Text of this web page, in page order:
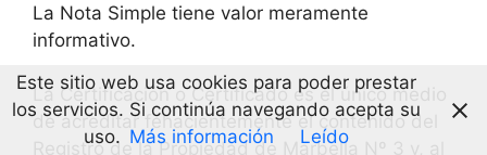
La Nota Simple tiene valor meramente
informativo.
La Certificación o Certificado es el único medio
de acreditar fehacientemente el contenido del
Registro de la Propiedad de Marbella Nº 3 y, al
Este sitio web usa cookies para poder prestar
los servicios. Si continúa navegando acepta su
uso. Más información Leído